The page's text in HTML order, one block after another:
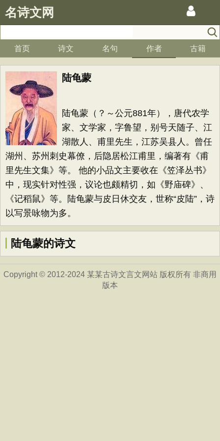
名诗文网
首页 诗文 名句 作者 古籍
陆龟蒙
陆龟蒙（？～公元881年），唐代农学
家、文学家，字鲁望，别号天随子、江
湖散人、甫里先生，江苏吴县人。曾任
湖州、苏州刺史幕僚，后隐居松江甫里，编著有《甫
里先生文集》等。 他的小品文主要收在《笠泽丛书》
中，现实针对性强，议论也颇精切，如《野庙碑》、
《记稻鼠》等。陆龟蒙与皮日休交友，世称“皮陆”，诗
以写景咏物为多。
陆龟蒙的诗文
Copyright © 2012-2024 某某古诗文言文网站 版权所有 非商用
版本